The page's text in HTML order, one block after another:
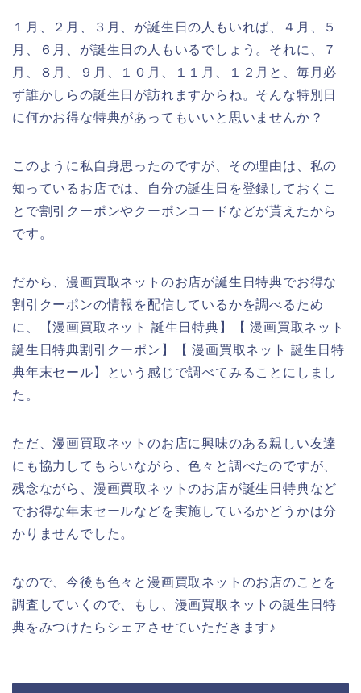
１月、２月、３月、が誕生日の人もいれば、４月、５
月、６月、が誕生日の人もいるでしょう。それに、７
月、８月、９月、１０月、１１月、１２月と、毎月必
ず誰かしらの誕生日が訪れますからね。そんな特別日
に何かお得な特典があってもいいと思いませんか？
このように私自身思ったのですが、その理由は、私の
知っているお店では、自分の誕生日を登録しておくこ
とで割引クーポンやクーポンコードなどが貰えたから
です。
だから、漫画買取ネットのお店が誕生日特典でお得な
割引クーポンの情報を配信しているかを調べるため
に、【漫画買取ネット 誕生日特典】【 漫画買取ネット
誕生日特典割引クーポン】【 漫画買取ネット 誕生日特
典年末セール】という感じで調べてみることにしまし
た。
ただ、漫画買取ネットのお店に興味のある親しい友達
にも協力してもらいながら、色々と調べたのですが、
残念ながら、漫画買取ネットのお店が誕生日特典など
でお得な年末セールなどを実施しているかどうかは分
かりませんでした。
なので、今後も色々と漫画買取ネットのお店のことを
調査していくので、もし、漫画買取ネットの誕生日特
典をみつけたらシェアさせていただきます♪